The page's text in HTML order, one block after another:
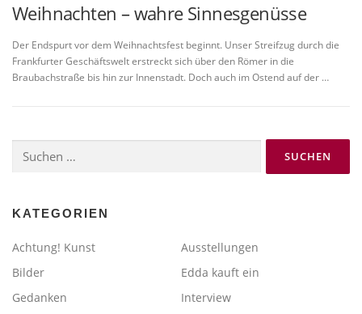
Weihnachten – wahre Sinnesgenüsse
Der Endspurt vor dem Weihnachtsfest beginnt. Unser Streifzug durch die
Frankfurter Geschäftswelt erstreckt sich über den Römer in die
Braubachstraße bis hin zur Innenstadt. Doch auch im Ostend auf der …
nach:
KATEGORIEN
Achtung! Kunst
Ausstellungen
Bilder
Edda kauft ein
Gedanken
Interview